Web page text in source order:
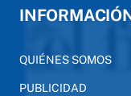
QUIÉNES SOMOS
PUBLICIDAD